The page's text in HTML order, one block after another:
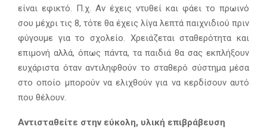
είναι εφικτό. Π.χ. Αν έχεις ντυθεί και φάει το πρωινό
σου μέχρι τις 8, τότε θα έχεις λίγα λεπτά παιχνιδιού πριν
φύγουμε για το σχολείο. Χρειάζεται σταθερότητα και
επιμονή αλλά, όπως πάντα, τα παιδιά θα σας εκπλήξουν
ευχάριστα όταν αντιληφθούν το σταθερό σύστημα μέσα
στο οποίο μπορούν να ελιχθούν για να κερδίσουν αυτό
που θέλουν.
Αντισταθείτε στην εύκολη, υλική επιβράβευση